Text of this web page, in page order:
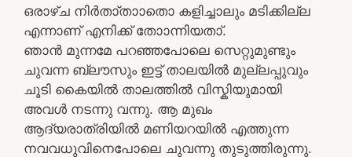
ഒരാഴ്ച നിർതാ്താാതാെ കളിച്ചാലും മടിക്കില്ല
എന്നാണ് എനിക്ക് താോന്നിയതാ്.
ഞാൻ മുന്നമേ പറഞ്ഞപോലെ സെറ്റുമുണ്ടും
ചുവന്ന ബ്ലൗസും ഇട്ട് താലയിൽ മുല്ലപ്പുവും
ചൂടി കൈയിൽ താലത്തിൽ വിസ്കിയുമായി
അവൾ നടന്നു വന്നു. ആ മുഖം
ആദ്യരാത്രിയിൽ മണിയറയിൽ എത്തുന്ന
നവവധുവിനെപോലെ ചുവന്നു തുടുത്തിരുന്നു.